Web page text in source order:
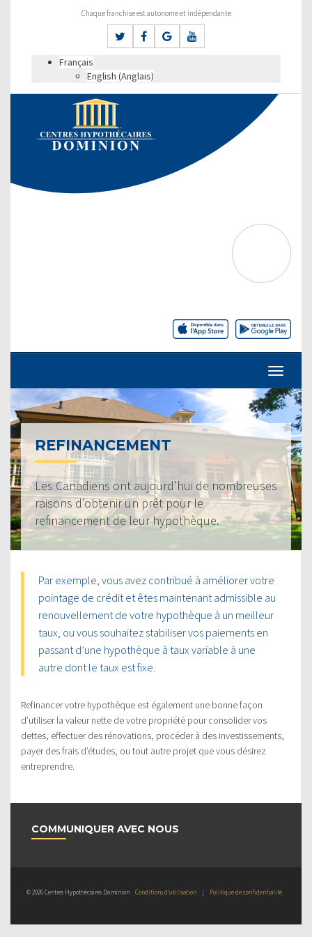
Chaque franchise est autonome et indépendante
Français
English (Anglais)
REFINANCEMENT
Les Canadiens ont aujourd’hui de nombreuses
raisons d’obtenir un prêt pour le
refinancement de leur hypothèque.
Par exemple, vous avez contribué à améliorer votre
pointage de crédit et êtes maintenant admissible au
renouvellement de votre hypothèque à un meilleur
taux, ou vous souhaitez stabiliser vos paiements en
passant d’une hypothèque à taux variable à une
autre dont le taux est fixe.
Refinancer votre hypothèque est également une bonne façon
d’utiliser la valeur nette de votre propriété pour consolider vos
dettes, effectuer des rénovations, procéder à des investissements,
payer des frais d’études, ou tout autre projet que vous désirez
entreprendre.
COMMUNIQUER AVEC NOUS
© 2026 Centres Hypothécaires Dominion Conditions d’utilisation | Politique de confidentialité